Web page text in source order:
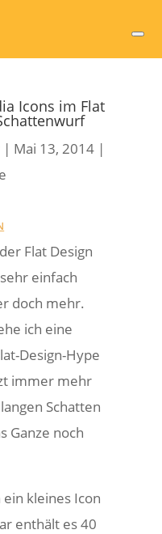
Icons im Flat
| Mai 13, 2014 |
Flat Design
einfach
doch mehr.
ich eine
Design-Hype
immer mehr
Schatten
Ganze noch
kleines Icon
enthält es 40